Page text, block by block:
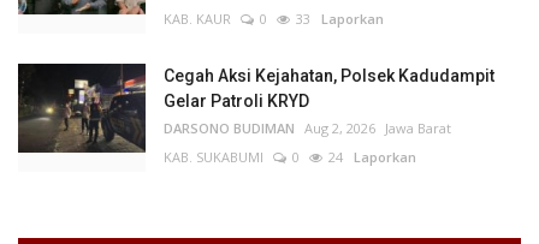
KAB. KAUR
0 33 Laporkan
Cegah Aksi Kejahatan, Polsek Kadudampit
Gelar Patroli KRYD
DARSONO BUDIMAN Aug 2, 2026 Jawa Barat
KAB. SUKABUMI
0 24 Laporkan